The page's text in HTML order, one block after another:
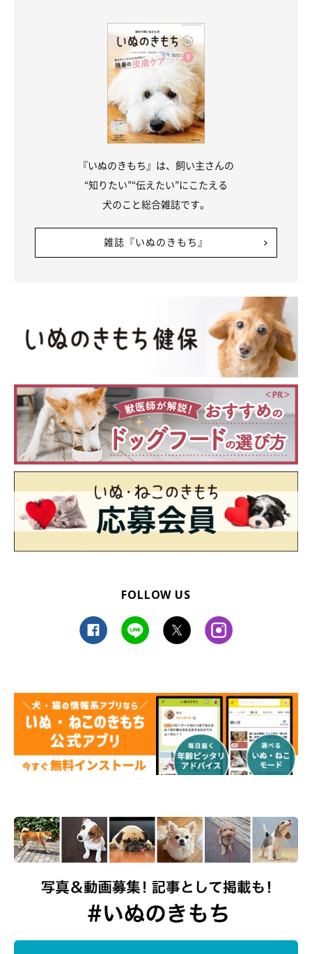
『いぬのきもち』は、飼い主さんの
“知りたい”“伝えたい”にこたえる
犬のこと総合雑誌です。
雑誌『いぬのきもち』
FOLLOW US